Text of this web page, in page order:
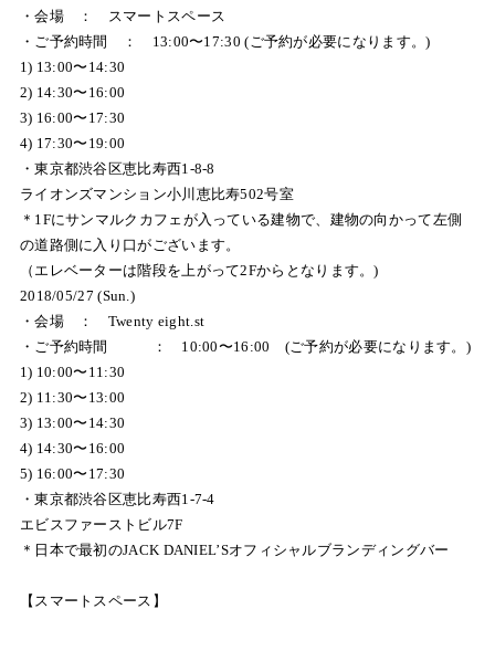
・会場 ： スマートスペース
・ご予約時間 ： 13:00〜17:30 (ご予約が必要になります。)
1) 13:00〜14:30
2) 14:30〜16:00
3) 16:00〜17:30
4) 17:30〜19:00
・東京都渋谷区恵比寿西1-8-8
ライオンズマンション小川恵比寿502号室
＊1Fにサンマルクカフェが入っている建物で、建物の向かって左側
の道路側に入り口がございます。
（エレベーターは階段を上がって2Fからとなります。)
2018/05/27 (Sun.)
・会場 ： Twenty eight.st
・ご予約時間 ： 10:00〜16:00 (ご予約が必要になります。)
1) 10:00〜11:30
2) 11:30〜13:00
3) 13:00〜14:30
4) 14:30〜16:00
5) 16:00〜17:30
・東京都渋谷区恵比寿西1-7-4
エビスファーストビル7F
＊日本で最初のJACK DANIEL’Sオフィシャルブランディングバー
【スマートスペース】